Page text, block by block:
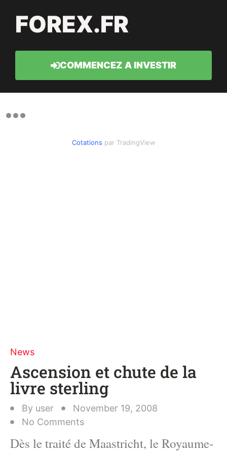
FOREX.FR
COMMENCEZ A INVESTIR
Cotations par TradingView
News
Ascension et chute de la
livre sterling
By user
November 19, 2008
No Comments
Dès le traité de Maastricht, le Royaume-